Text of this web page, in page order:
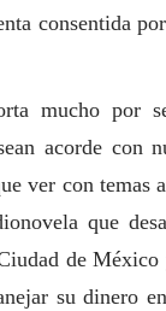
consentida
mucho por
acorde con
ver con temas
que
de
su dinero